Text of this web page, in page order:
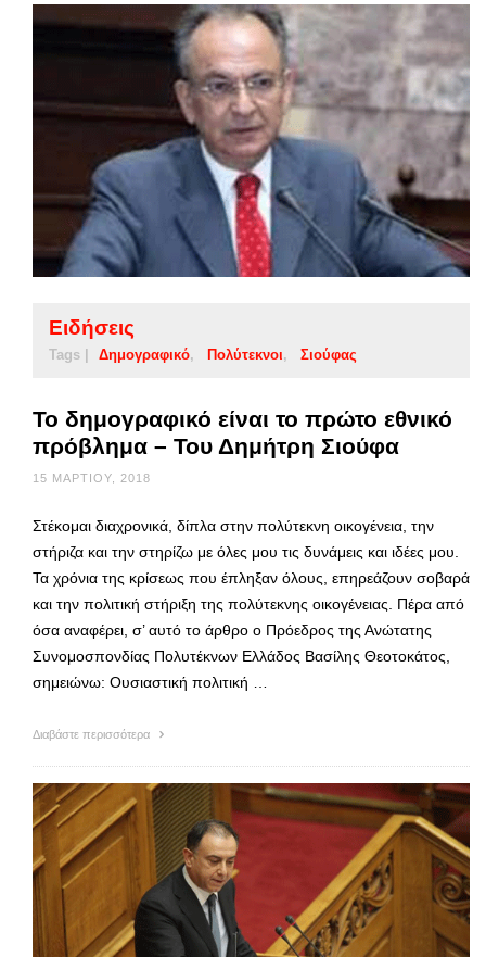
Ειδήσεις
Tags | Δημογραφικό Πολύτεκνοι Σιούφας
Το δημογραφικό είναι το πρώτο εθνικό
πρόβλημα – Του Δημήτρη Σιούφα
15 ΜΑΡΤΊΟΥ, 2018
Στέκομαι διαχρονικά, δίπλα στην πολύτεκνη οικογένεια, την
στήριζα και την στηρίζω με όλες μου τις δυνάμεις και ιδέες μου.
Τα χρόνια της κρίσεως που έπληξαν όλους, επηρεάζουν σοβαρά
και την πολιτική στήριξη της πολύτεκνης οικογένειας. Πέρα από
όσα αναφέρει, σ’ αυτό το άρθρο ο Πρόεδρος της Ανώτατης
Συνομοσπονδίας Πολυτέκνων Ελλάδος Βασίλης Θεοτοκάτος,
σημειώνω: Ουσιαστική πολιτική …
Διαβάστε περισσότερα